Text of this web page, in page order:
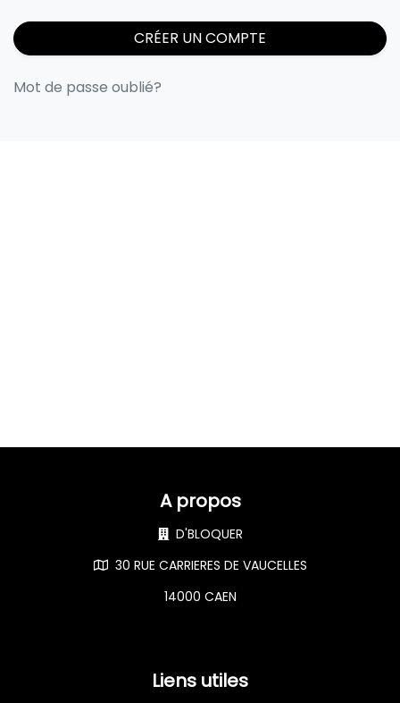
CRÉER UN COMPTE
Mot de passe oublié?
A propos
D'BLOQUER
30 RUE CARRIERES DE VAUCELLES
14000 CAEN
Liens utiles